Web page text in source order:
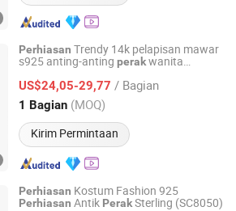
Perhiasan Trendy 14k pelapisan mawar
s925 anting-anting perakwanita
US$24,05-29,77 / Bagian
1 Bagian (MOQ)
Kirim Permintaan
Harga mulai 2020
Perhiasan Kostum Fashion 925
Perhiasan Antik PerakSterling (SC8050)